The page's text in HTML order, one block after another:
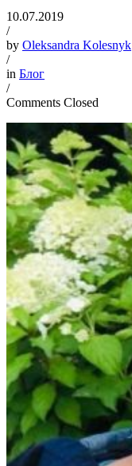
10.07.2019
/
by Oleksandra Kolesnyk
/
in Блог
/
Comments Closed